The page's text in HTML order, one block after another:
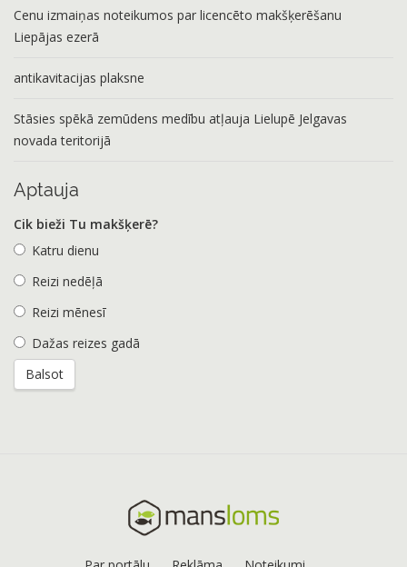
Cenu izmaiņas noteikumos par licencēto makšķerēšanu
Liepājas ezerā
antikavitacijas plaksne
Stāsies spēkā zemūdens medību atļauja Lielupē Jelgavas
novada teritorijā
Aptauja
Cik bieži Tu makšķerē?
Katru dienu
Reizi nedēļā
Reizi mēnesī
Dažas reizes gadā